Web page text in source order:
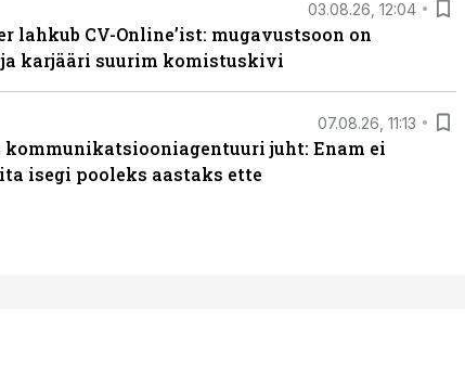
03.08.26, 12:04
lahkub CV-Online’ist: mugavustsoon on
karjääri suurim komistuskivi
07.08.26, 11:13
kommunikatsiooniagentuuri juht: Enam ei
isegi pooleks aastaks ette